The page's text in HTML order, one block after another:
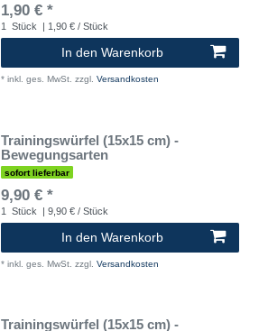
1,90 € *
1 Stück | 1,90 € / Stück
In den Warenkorb
* inkl. ges. MwSt. zzgl. Versandkosten
Trainingswürfel (15x15 cm) -
Bewegungsarten
sofort lieferbar
9,90 € *
1 Stück | 9,90 € / Stück
In den Warenkorb
* inkl. ges. MwSt. zzgl. Versandkosten
Trainingswürfel (15x15 cm) -